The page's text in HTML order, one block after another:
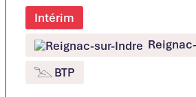
Intérim
BTP